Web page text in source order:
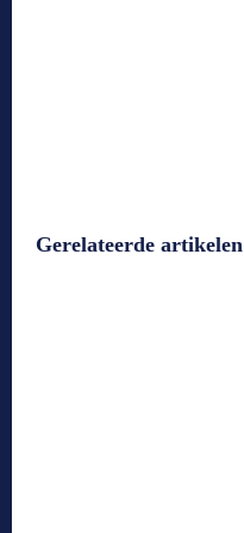
Gerelateerde artikelen